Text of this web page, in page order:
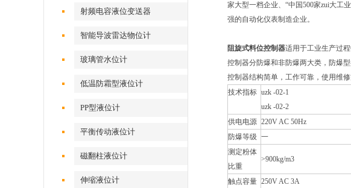
射频电容液位变送器
智能导波雷达物位计
玻璃管水位计
低温防霜型液位计
PP型液位计
平衡传动液位计
磁翻柱液位计
伸缩液位计
家大型一档企业、“中国500家zui大工
强的自动化仪表制造企业。
阻旋式料位控制器适用于工业生产过
控制器分防爆和非防爆两大类，防爆
控制器结构简单，工作可靠，使用维
技术指标 uzk -02-1
uzk -02-2
供电电源 220V AC 50Hz
防爆等级 一
测定粉体
比重
>900kg/m3
触点容量 250V AC 3A